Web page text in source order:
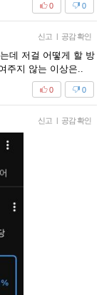
0
0
신고 | 공감 확인
데 저걸 어떻게 할 방
주지 않는 이상은..
0
0
신고 | 공감 확인